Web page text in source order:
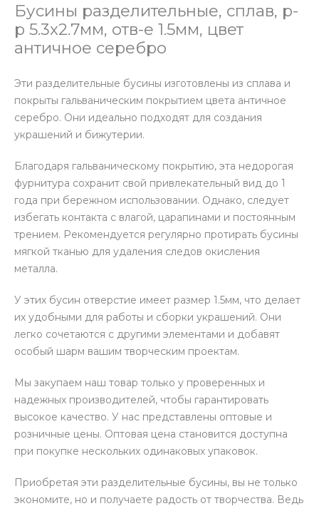
Бусины разделительные, сплав, р-
р 5.3х2.7мм, отв-е 1.5мм, цвет
античное серебро
Эти разделительные бусины изготовлены из сплава и
покрыты гальваническим покрытием цвета античное
серебро. Они идеально подходят для создания
украшений и бижутерии.
Благодаря гальваническому покрытию, эта недорогая
фурнитура сохранит свой привлекательный вид до 1
года при бережном использовании. Однако, следует
избегать контакта с влагой, царапинами и постоянным
трением. Рекомендуется регулярно протирать бусины
мягкой тканью для удаления следов окисления
металла.
У этих бусин отверстие имеет размер 1.5мм, что делает
их удобными для работы и сборки украшений. Они
легко сочетаются с другими элементами и добавят
особый шарм вашим творческим проектам.
Мы закупаем наш товар только у проверенных и
надежных производителей, чтобы гарантировать
высокое качество. У нас представлены оптовые и
розничные цены. Оптовая цена становится доступна
при покупке нескольких одинаковых упаковок.
Приобретая эти разделительные бусины, вы не только
экономите, но и получаете радость от творчества. Ведь